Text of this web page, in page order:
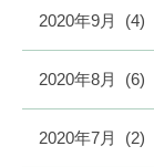
2020年9月 (4)
2020年8月 (6)
2020年7月 (2)